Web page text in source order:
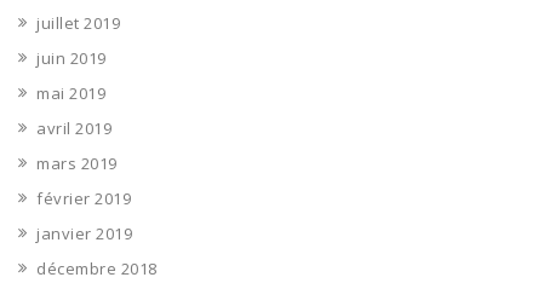
juillet 2019
juin 2019
mai 2019
avril 2019
mars 2019
février 2019
janvier 2019
décembre 2018